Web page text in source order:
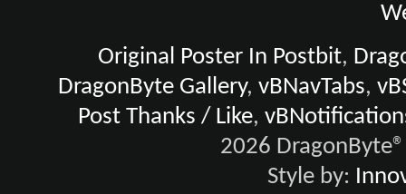
Original Poster In Postbit,
DragonByte Gallery,vBNavTabs,
Post Thanks / Like,
2026
Style by: